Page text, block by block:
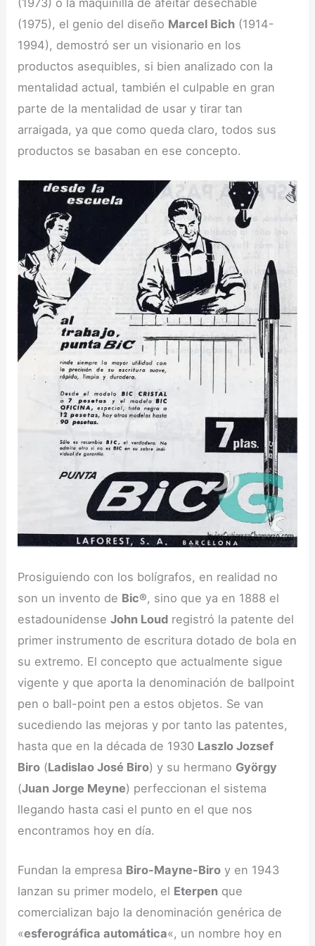
(1973) o la maquinilla de afeitar desechable
(1975), el genio del diseño Marcel Bich (1914-
1994), demostró ser un visionario en los
productos asequibles, si bien analizado con la
mentalidad actual, también el culpable en gran
parte de la mentalidad de usar y tirar tan
arraigada, ya que como queda claro, todos sus
productos se basaban en ese concepto.
Prosiguiendo con los bolígrafos, en realidad no
son un invento de Bic®, sino que ya en 1888 el
estadounidenseJohn Loud registró la patente del
primer instrumento de escritura dotado de bola en
su extremo. El concepto que actualmente sigue
vigente y que aporta la denominación de ballpoint
pen o ball-point pen a estos objetos. Se van
sucediendo las mejoras y por tanto las patentes,
hasta que en la década de 1930 Laszlo Jozsef
Biro (Ladislao José Biro) y su hermano György
(Juan Jorge Meyne) perfeccionan el sistema
llegando hasta casi el punto en el que nos
encontramos hoy en día.
Fundan la empresa Biro-Mayne-Biro y en 1943
lanzan su primer modelo, el Eterpen que
comercializan bajo la denominación genérica de
«esferográfica automática«, un nombre hoy en